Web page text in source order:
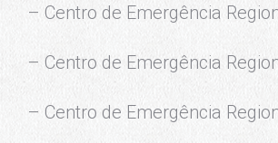
– Centro de Emergência
– Centro de Emergência
– Centro de Emergência